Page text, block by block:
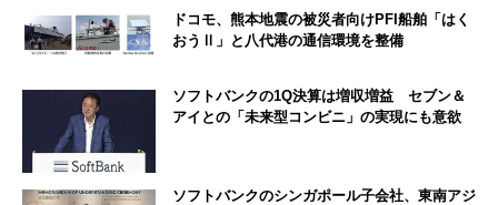
ドコモ、熊本地震の被災者向けPFI船舶「はく
おうⅡ」と八代港の通信環境を整備
ソフトバンクの1Q決算は増収増益 セブン＆
アイとの「未来型コンビニ」の実現にも意欲
ソフトバンクのシンガポール子会社、東南アジ